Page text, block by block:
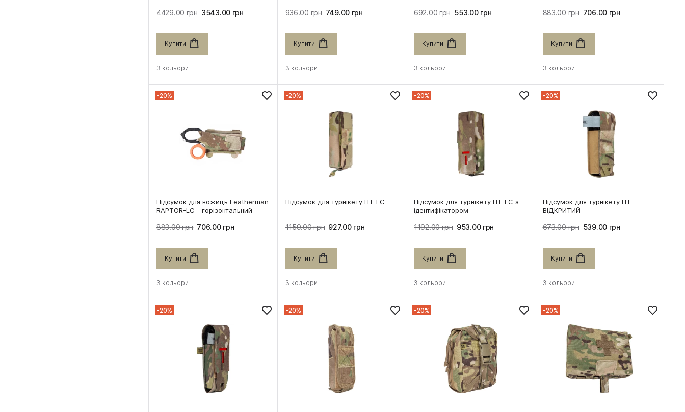
4429.00 грн 3543.00 грн
Купити
3 кольори
936.00 грн 749.00 грн
Купити
3 кольори
692.00 грн 553.00 грн
Купити
3 кольори
883.00 грн 706.00 грн
Купити
3 кольори
-20%
Підсумок для ножиць Leatherman
RAPTOR-LC - горізонтальний
883.00 грн 706.00 грн
Купити
3 кольори
-20%
Підсумок для турнікету ПТ-LC
1159.00 грн 927.00 грн
Купити
3 кольори
-20%
Підсумок для турнікету ПТ-LC з
ідентифікатором
1192.00 грн 953.00 грн
Купити
3 кольори
-20%
Підсумок для турнікету ПТ-
ВІДКРИТИЙ
673.00 грн 539.00 грн
Купити
3 кольори
-20% -20% -20% -20%